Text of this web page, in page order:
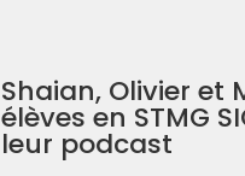
Shaian, Olivier et
élèves en STMG
leur podcast